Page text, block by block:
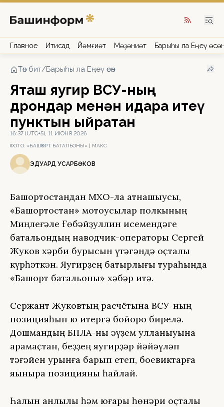
Главное Иҡтисад Йәмғиәт Мәҙәниәт Барыһы ла Еңеү
Төп бит/Барыһы ла Еңеү өсөн
Яҡташ яугир ВСУ-ның
дрондар менән идара итеү
пунктын ҡыйратҡан
16:37 (UTC+5), 11 ИЮНЯ 2026
ФОТО: «БАШҠОРТ БАТАЛЬОНЫ» | МАКС
ЭДУАРД ҠУСҠАРБӘКОВ
Башҡортостандан МХО-ла ҡатнашыусы,
«Башҡортостан» мотоуҡсылар полкының
Миңлеғәле Ғөбәйҙуллин исемендәге
батальондың наводчик-операторы Сергей
Жуков хәрби бурысын үтәгәндә оҫталыҡ
күрһәткән. Яугирҙең батырлығы тураһында
«Башҡорт батальоны» хәбәр итә.
Сержант Жуковтың расчётына ВСУ-ның
позицияһын юҡ итергә бойороҡ бирелә.
Дошмандың БПЛА-ны әүҙем ҡулланыуына
ҡарамаҫтан, беҙҙең яугирҙәр йәйәүләп
тәғәйен урынға барып етеп, боевиктарға
яҡыныраҡ позицияны һайлай.
Һалҡын ҡанлылыҡ һәм юғары һөнәри оҫталыҡ